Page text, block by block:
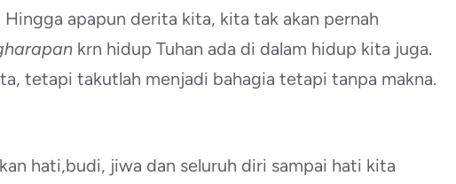
Hingga apapun derita kita, kita tak akan pernah
krn hidup Tuhan ada di dalam hidup kita juga.
tetapi takutlah menjadi bahagia tetapi tanpa makna.
hati,budi, jiwa dan seluruh diri sampai hati kita